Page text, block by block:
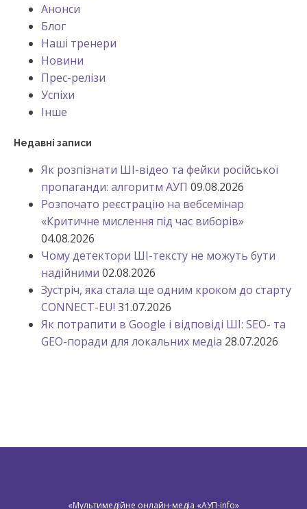
Анонси
Блог
Наші тренери
Новини
Прес-релізи
Успіхи
Інше
Недавні записи
Як розпізнати ШІ-відео та фейки російської
пропаганди: алгоритм АУП 09.08.2026
Розпочато реєстрацію на вебсемінар
«Критичне мислення під час виборів»
04.08.2026
Чому детектори ШІ-тексту не можуть бути
надійними 02.08.2026
Зустріч, яка стала ще одним кроком до старту
CONNECT-EU! 31.07.2026
Як потрапити в Google і відповіді ШІ: SEO- та
GEO-поради для локальних медіа 28.07.2026
«Мультимедійне онлайн-медіа «АУП-info»